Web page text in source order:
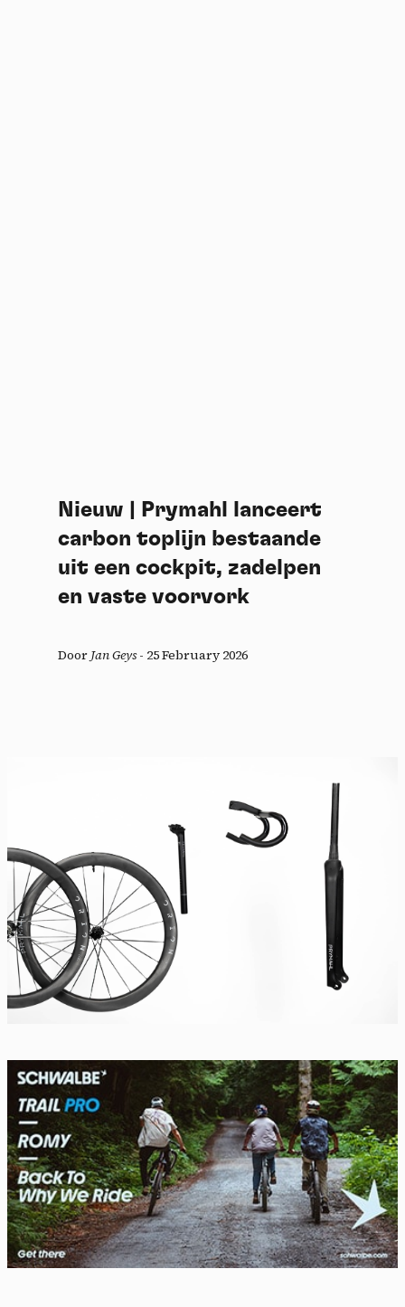
Nieuw | Prymahl lanceert
carbon toplijn bestaande
uit een cockpit, zadelpen
en vaste voorvork
Door Jan Geys- 25 February 2026